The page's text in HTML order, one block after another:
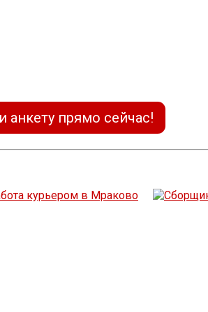
анкету прямо сейчас!
курьером в Мраково